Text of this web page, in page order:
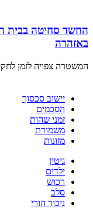
החשד סחיטה בבית
באזהרה
המשטרה צפויה לזמן
יישוב סכסוך
הסכמים
זמני שהות
משמורת
מזונות
גיטין
ילדים
רכוש
סלב
ניכור הורי